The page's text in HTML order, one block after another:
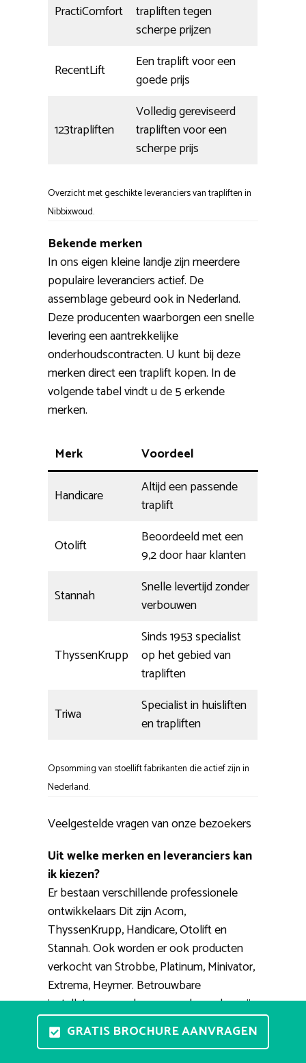
PractiComfort
trapliften tegen
scherpe prijzen
RecentLift
Een traplift voor een
goede prijs
123trapliften
Volledig gereviseerd
trapliften voor een
scherpe prijs
Overzicht met geschikte leveranciers van trapliften in
Nibbixwoud.
Bekende merken
In ons eigen kleine landje zijn meerdere
populaire leveranciers actief. De
assemblage gebeurd ook in Nederland.
Deze producenten waarborgen een snelle
levering een aantrekkelijke
onderhoudscontracten. U kunt bij deze
merken direct een traplift kopen. In de
volgende tabel vindt u de 5 erkende
merken.
Merk Voordeel
Handicare
Altijd een passende
traplift
Otolift
Beoordeeld met een
9,2 door haar klanten
Stannah
Snelle levertijd zonder
verbouwen
ThyssenKrupp
Sinds 1953 specialist
op het gebied van
trapliften
Triwa
Specialist in huisliften
en trapliften
Opsomming van stoellift fabrikanten die actief zijn in
Nederland.
Veelgestelde vragen van onze bezoekers
Uit welke merken en leveranciers kan
ik kiezen?
Er bestaan verschillende professionele
ontwikkelaars Dit zijn Acorn,
ThyssenKrupp, Handicare, Otolift en
Stannah. Ook worden er ook producten
verkocht van Strobbe, Platinum, Minivator,
Extrema, Heymer. Betrouwbare
installateurs van de genoemde merken zijn
PractiComfort, TipTop, RecentLift, Vegro,
123traplift.
GRATIS BROCHURE AANVRAGEN